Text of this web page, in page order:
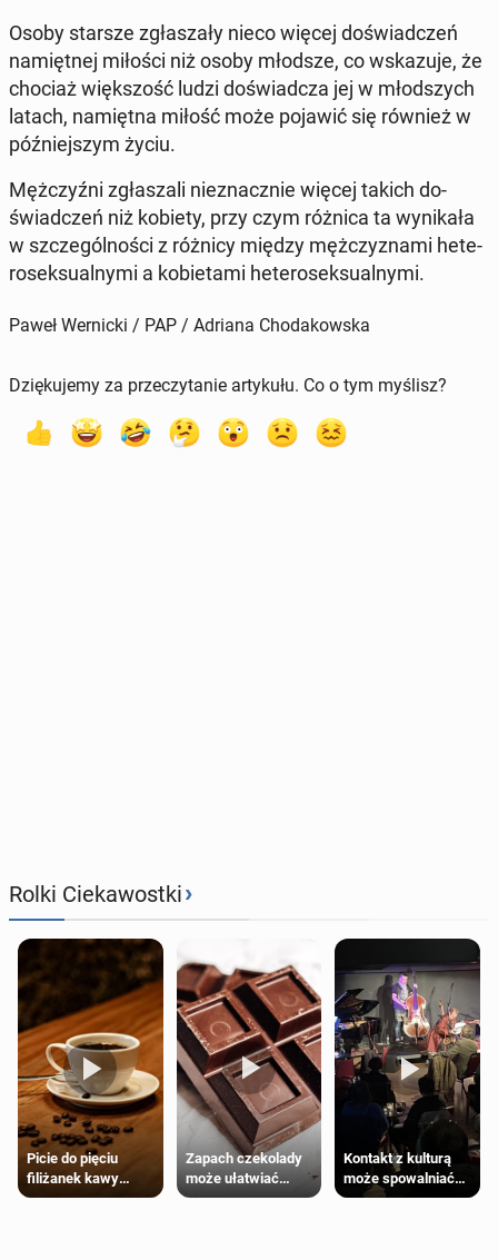
Osoby starsze zgła­sza­ły nieco więcej do­świad­czeń
na­mięt­nej miłości niż osoby młodsze, co wska­zu­je, że
chociaż więk­szość ludzi do­świad­cza jej w młod­szych
latach, na­mięt­na miłość może pojawić się również w
póź­niej­szym życiu.
Męż­czyź­ni zgła­sza­li nie­znacz­nie więcej takich do­
świad­czeń niż kobiety, przy czym różnica ta wy­ni­ka­ła
w szcze­gól­no­ści z różnicy między męż­czy­zna­mi he­te­
ro­sek­su­al­ny­mi a ko­bie­ta­mi he­te­ro­sek­su­al­ny­mi.
Paweł Wernicki / PAP / Adriana Chodakowska
Dziękujemy za przeczytanie artykułu. Co o tym myślisz?
Rolki Ciekawostki›
Picie do pięciu
filiżanek kawy
dziennie jest
Zapach czekolady
może ułatwiać
trening siłowy
Kontakt z kulturą
może spowalniać
starzenie